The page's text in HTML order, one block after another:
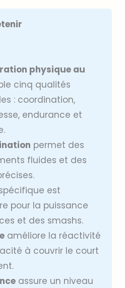
physique au
cinq qualités
: coordination,
endurance et
permet des
fluides et des
est
pour la puissance
et des smashs.
améliore la réactivité
à couvrir le court
assure un niveau